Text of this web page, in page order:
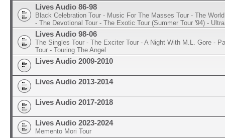
Lives Audio 86-98
Black Celebration Tour - Music For The Masses Tour - The
- The Devotional Tour - The Exotic Tour (Summer Tour '94) -
Lives Audio 98-06
The Singles Tour - The Exciter Tour - A Night With M.L. Gore -
Tour - Touring The Angel
Lives Audio 2009-2010
Lives Audio 2013-2014
Lives Audio 2017-2018
Lives Audio 2023-2024
Memento Mori Tour